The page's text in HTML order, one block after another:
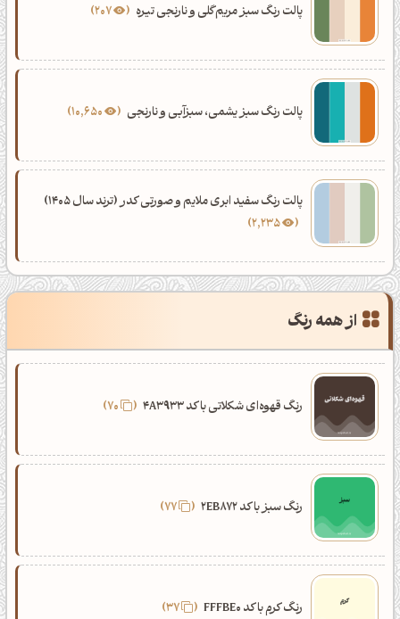
پالت رنگ سبز مریم‌گلی و نارنجی تیره 207
پالت رنگ سبز یشمی، سبزآبی و نارنجی
پالت رنگ سفید ابری ملایم و صورتی کدر (ترند سال 1405)
2,235
از همه رنگ
رنگ قهوه‌ای شکلاتی با کد 4A3933
رنگ سبز با کد 2EB872 77
رنگ کرم با کد FFFBE0 37